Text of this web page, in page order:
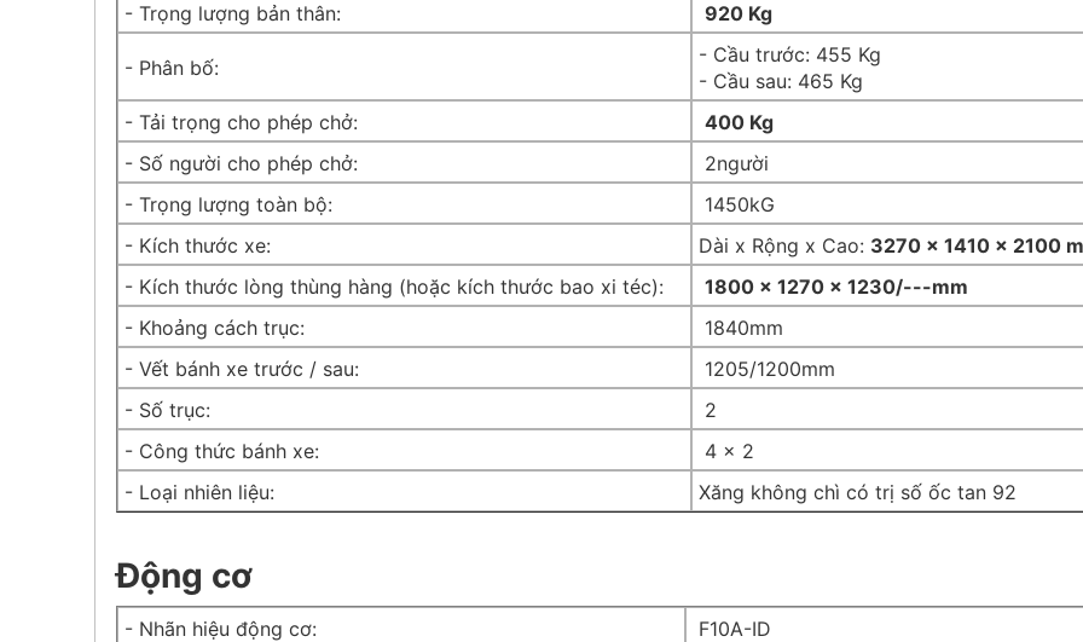
- Trọng lượng bản thân: 920 Kg
- Phân bố:
- Cầu trước: 455 Kg
- Cầu sau: 465 Kg
- Tải trọng cho phép chở:
400 Kg
- Số người cho phép chở:
2người
- Trọng lượng toàn bộ:
1450kG
- Kích thước xe:
Dài x Rộng x Cao: 3270 x 1410 x 2100
- Kích thước lòng thùng hàng (hoặc kích thước bao xi téc):
1800 x 1270 x 1230/---mm
- Khoảng cách trục:
1840mm
- Vết bánh xe trước / sau:
1205/1200mm
- Số trục:
2
- Công thức bánh xe:
4 x 2
- Loại nhiên liệu:
Xăng không chì có trị số ốc tan 92
Động cơ
- Nhãn hiệu động cơ:
F10A-ID